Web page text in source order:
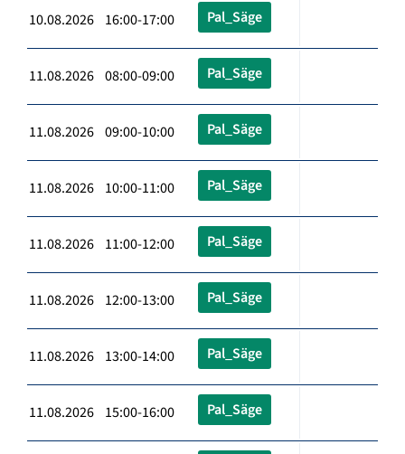
10.08.2026 16:00-17:00 Pal_Säge
11.08.2026 08:00-09:00 Pal_Säge
11.08.2026 09:00-10:00 Pal_Säge
11.08.2026 10:00-11:00 Pal_Säge
11.08.2026 11:00-12:00 Pal_Säge
11.08.2026 12:00-13:00 Pal_Säge
11.08.2026 13:00-14:00 Pal_Säge
11.08.2026 15:00-16:00 Pal_Säge